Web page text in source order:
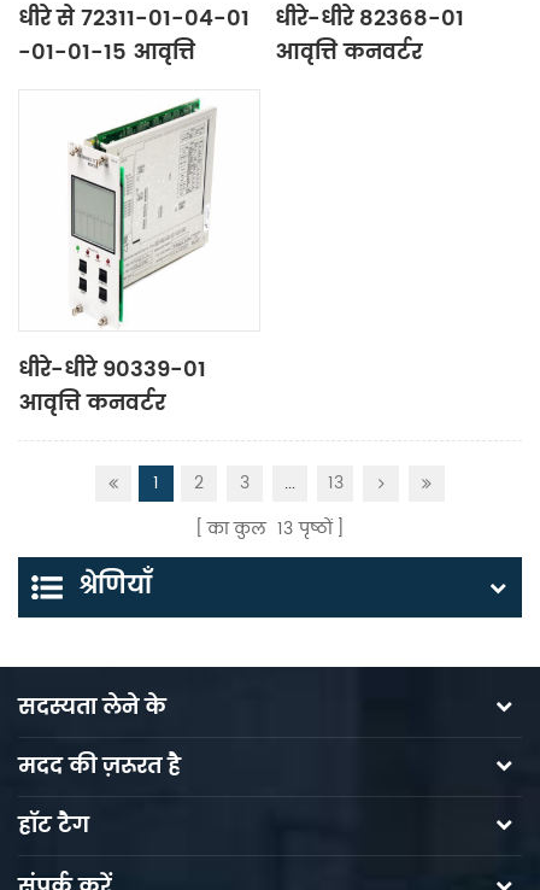
धीरे से 72311-01-04-01​
-01-01-15 आवृत्ति
धीरे-धीरे 82368-01
आवृत्ति कनवर्टर
धीरे-धीरे 90339-01
आवृत्ति कनवर्टर
1 2 3 ...
13
का कुल 13 पृष्ठों
श्रेणियाँ
सदस्यता लेने के
मदद की ज़रूरत है
हॉट टैग